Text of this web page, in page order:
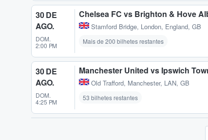
30 DE
AGO.
DOM.
2:00 PM
Chelsea FC vs Brighton & Hove
Stamford Bridge, London, England, GB
Mais de 200 bilhetes restantes
30 DE
AGO.
DOM.
4:25 PM
Manchester United vs Ipswich
Old Trafford, Manchester, LAN, GB
53 bilhetes restantes